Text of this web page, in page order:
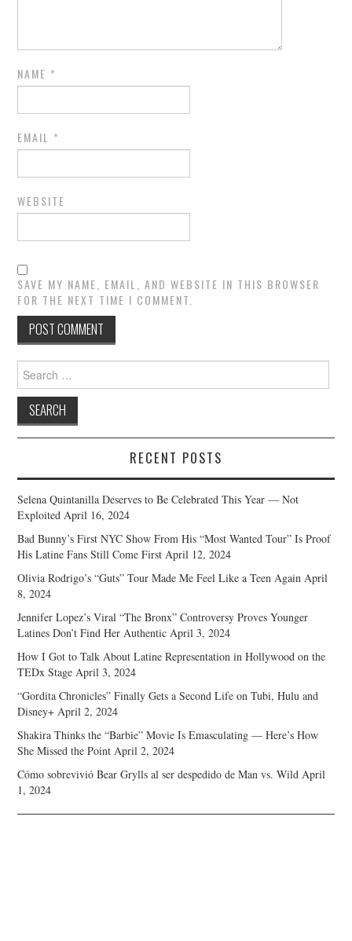
NAME *
EMAIL *
WEBSITE
SAVE MY NAME, EMAIL, AND WEBSITE IN THIS BROWSER
FOR THE NEXT TIME I COMMENT.
for:
RECENT POSTS
Selena Quintanilla Deserves to Be Celebrated This Year — Not
Exploited April 16, 2024
Bad Bunny’s First NYC Show From His “Most Wanted Tour” Is Proof
His Latine Fans Still Come First April 12, 2024
Olivia Rodrigo’s “Guts” Tour Made Me Feel Like a Teen Again April
8, 2024
Jennifer Lopez’s Viral “The Bronx” Controversy Proves Younger
Latines Don’t Find Her Authentic April 3, 2024
How I Got to Talk About Latine Representation in Hollywood on the
TEDx Stage April 3, 2024
“Gordita Chronicles” Finally Gets a Second Life on Tubi, Hulu and
Disney+ April 2, 2024
Shakira Thinks the “Barbie” Movie Is Emasculating — Here’s How
She Missed the Point April 2, 2024
Cómo sobrevivió Bear Grylls al ser despedido de Man vs. Wild April
1, 2024